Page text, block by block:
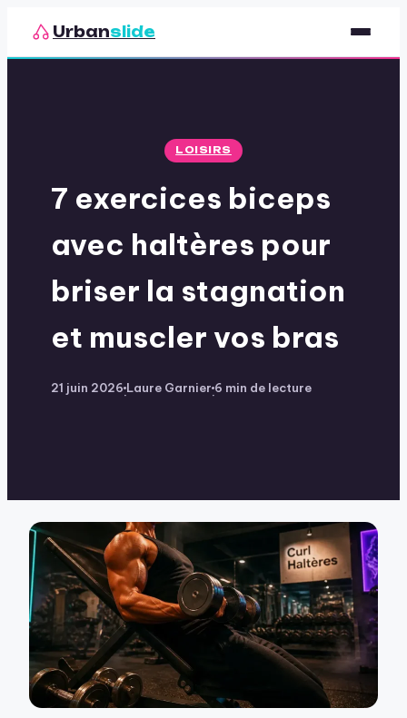
Urbanslide
Loisirs
LOISIRS
7 exercices biceps
avec haltères pour
briser la stagnation
et muscler vos bras
21 juin 2026
·
Laure Garnier
·
6 min de lecture